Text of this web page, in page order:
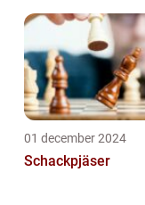
01 december 2024
Schackpjäser